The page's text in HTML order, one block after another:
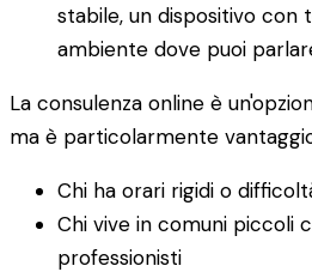
stabile, un dispositivo con
ambiente dove puoi
La consulenza online è
ma è particolarmente
Chi ha orari rigidi o
Chi vive in comuni piccoli
professionisti